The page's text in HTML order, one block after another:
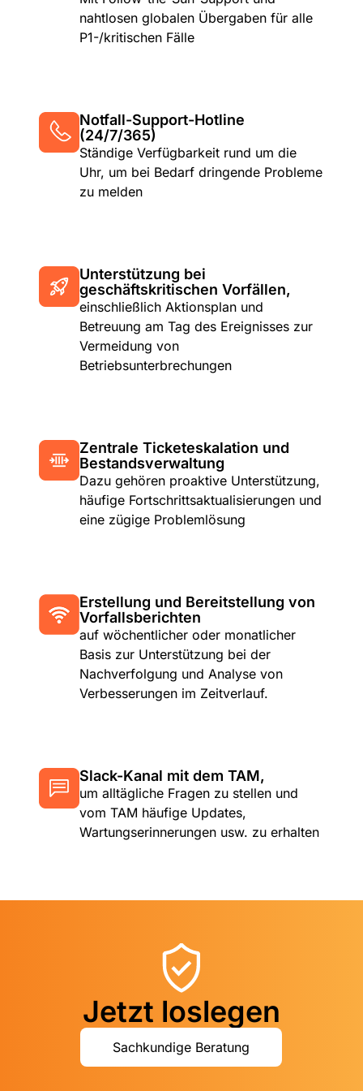
nahtlosen globalen Übergaben für alle
P1-/kritischen Fälle
Notfall-Support-Hotline
(24/7/365)
Ständige Verfügbarkeit rund um die
Uhr, um bei Bedarf dringende Probleme
zu melden
Unterstützung bei
geschäftskritischen Vorfällen,
einschließlich Aktionsplan und
Betreuung am Tag des Ereignisses zur
Vermeidung von
Betriebsunterbrechungen
Zentrale Ticketeskalation und
Bestandsverwaltung
Dazu gehören proaktive Unterstützung,
häufige Fortschrittsaktualisierungen und
eine zügige Problemlösung
Erstellung und Bereitstellung von
Vorfallsberichten
auf wöchentlicher oder monatlicher
Basis zur Unterstützung bei der
Nachverfolgung und Analyse von
Verbesserungen im Zeitverlauf.
Slack-Kanal mit dem TAM,
um alltägliche Fragen zu stellen und
vom TAM häufige Updates,
Wartungserinnerungen usw. zu erhalten
Jetzt loslegen
Sachkundige Beratung